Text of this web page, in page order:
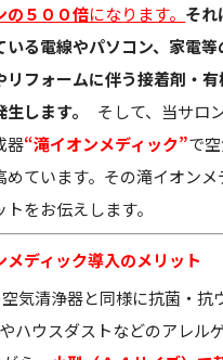
の５００倍になります。 それ
いる電線やパソコン、家電等
リフォームに伴う接着剤・
します。
そして、当サロ
器“滝イオンメディック”で
めています。その滝イオンメ
をお伝えします。
ディック導入のメリット
気清浄器と同様に抗菌・抗
ハウスダストなどのアレル